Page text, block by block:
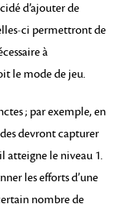
d’ajouter de
ci permettront de
à
le mode de jeu.
; par exemple, en
devront capturer
atteigne le niveau 1.
les efforts d’une
nombre de